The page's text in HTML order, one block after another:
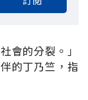
會的分裂。」
的丁乃竺，指